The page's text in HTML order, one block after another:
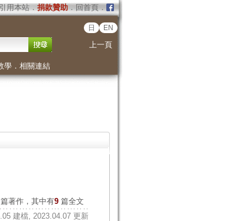
引用本站． 捐款贊助．回首頁．
日 EN
上一頁
學． 相關連結
篇著作，其中有9篇全文
建檔, 2023.04.07 更新